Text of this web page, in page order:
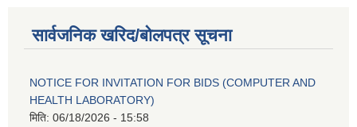
सार्वजनिक खरिद/बोलपत्र सूचना
NOTICE FOR INVITATION FOR BIDS (COMPUTER AND
HEALTH LABORATORY)
मिति: 06/18/2026 - 15:58